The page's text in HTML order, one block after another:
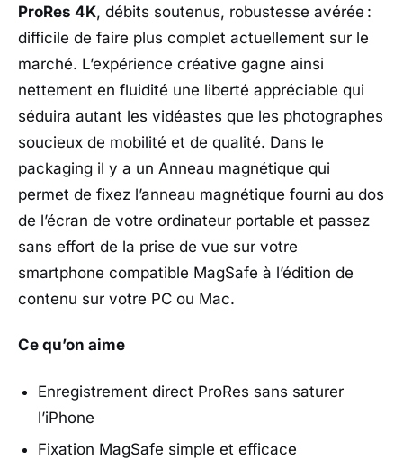
ProRes 4K, débits soutenus, robustesse avérée :
difficile de faire plus complet actuellement sur le
marché. L’expérience créative gagne ainsi
nettement en fluidité une liberté appréciable qui
séduira autant les vidéastes que les photographes
soucieux de mobilité et de qualité. Dans le
packaging il y a un Anneau magnétique qui
permet de fixez l’anneau magnétique fourni au dos
de l’écran de votre ordinateur portable et passez
sans effort de la prise de vue sur votre
smartphone compatible MagSafe à l’édition de
contenu sur votre PC ou Mac.
Ce qu’on aime
Enregistrement direct ProRes sans saturer
l’iPhone
Fixation MagSafe simple et efficace